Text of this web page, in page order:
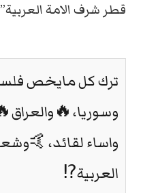
قطر شرف الامة
ترك كل مايخص
العربية⁉️